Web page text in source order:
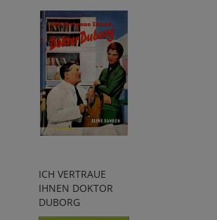
ICH VERTRAUE
IHNEN DOKTOR
DUBORG